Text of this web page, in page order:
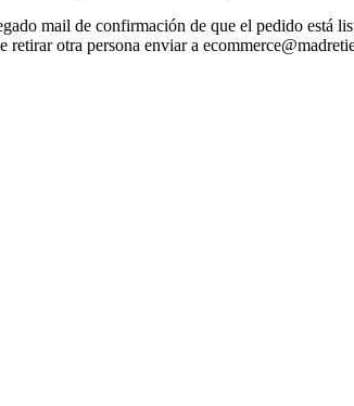
mail de confirmación de que el pedido está
otra persona enviar a